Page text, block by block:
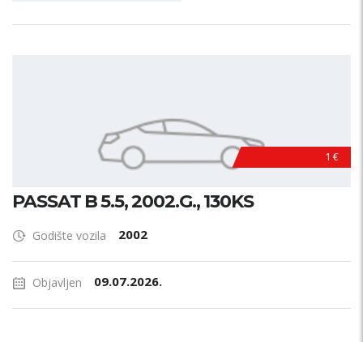
PRETRAŽI
1 €
PASSAT B 5.5, 2002.G., 130KS
Godište vozila 2002
Objavljen 09.07.2026.